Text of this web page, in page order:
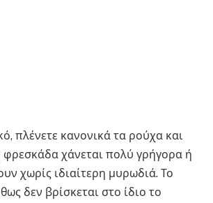
πλένετε κανονικά τα ρούχα και
φρεσκάδα χάνεται πολύ γρήγορα ή
χωρίς ιδιαίτερη μυρωδιά. Το
δεν βρίσκεται στο ίδιο το